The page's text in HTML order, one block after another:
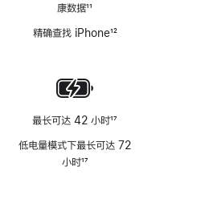
康数据11
精确查找 iPhone12
最长可达 42 小时17
低电量模式下最长可达 72
小时17